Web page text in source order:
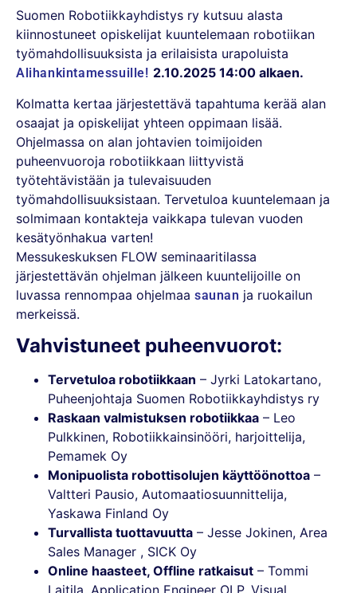
Suomen Robotiikkayhdistys ry kutsuu alasta
kiinnostuneet opiskelijat kuuntelemaan robotiikan
työmahdollisuuksista ja erilaisista urapoluista
Alihankintamessuille! 2.10.2025 14:00 alkaen.
Kolmatta kertaa järjestettävä tapahtuma kerää alan
osaajat ja opiskelijat yhteen oppimaan lisää.
Ohjelmassa on alan johtavien toimijoiden
puheenvuoroja robotiikkaan liittyvistä
työtehtävistään ja tulevaisuuden
työmahdollisuuksistaan. Tervetuloa kuuntelemaan ja
solmimaan kontakteja vaikkapa tulevan vuoden
kesätyönhakua varten!
Messukeskuksen FLOW seminaaritilassa
järjestettävän ohjelman jälkeen kuuntelijoille on
luvassa rennompaa ohjelmaa saunan ja ruokailun
merkeissä.
Vahvistuneet puheenvuorot:
Tervetuloa robotiikkaan – Jyrki Latokartano,
Puheenjohtaja Suomen Robotiikkayhdistys ry
Raskaan valmistuksen robotiikkaa – Leo
Pulkkinen, Robotiikkainsinööri, harjoittelija,
Pemamek Oy
Monipuolista robottisolujen käyttöönottoa –
Valtteri Pausio, Automaatiosuunnittelija,
Yaskawa Finland Oy
Turvallista tuottavuutta – Jesse Jokinen, Area
Sales Manager , SICK Oy
Online haasteet, Offline ratkaisut – Tommi
Laitila, Application Engineer OLP, Visual